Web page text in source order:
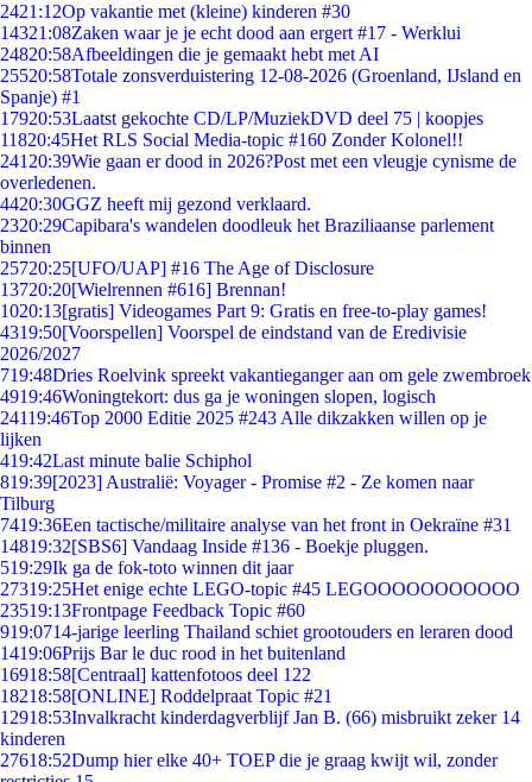
2421:12Op vakantie met (kleine) kinderen #30
14321:08Zaken waar je je echt dood aan ergert #17 - Werklui
24820:58Afbeeldingen die je gemaakt hebt met AI
25520:58Totale zonsverduistering 12-08-2026 (Groenland, IJsland en
Spanje) #1
17920:53Laatst gekochte CD/LP/MuziekDVD deel 75 | koopjes
11820:45Het RLS Social Media-topic #160 Zonder Kolonel!!
241 20:39Wie gaan er dood in 2026?Post met een vleugje cynisme de
overledenen.
4420:30GGZ heeft mij gezond verklaard.
2320:29Capibara's wandelen doodleuk het Braziliaanse parlement
binnen
25720:25[UFO/UAP] #16 The Age of Disclosure
13720:20[Wielrennen #616] Brennan!
1020:13[gratis] Videogames Part 9: Gratis en free-to-play games!
4319:50[Voorspellen] Voorspel de eindstand van de Eredivisie
2026/2027
719:48Dries Roelvink spreekt vakantieganger aan om gele zwembroek
4919:46Woningtekort: dus ga je woningen slopen, logisch
24119:46Top 2000 Editie 2025 #243 Alle dikzakken willen op je
lijken
419:42Last minute balie Schiphol
819:39[2023] Australië: Voyager - Promise #2 - Ze komen naar
Tilburg
7419:36Een tactische/militaire analyse van het front in Oekraïne #31
14819:32[SBS6] Vandaag Inside #136 - Boekje pluggen.
519:29Ik ga de fok-toto winnen dit jaar
27319:25Het enige echte LEGO-topic #45 LEGOOOOOOOOOOO
23519:13Frontpage Feedback Topic #60
919:0714-jarige leerling Thailand schiet grootouders en leraren dood
1419:06Prijs Bar le duc rood in het buitenland
16918:58[Centraal] kattenfotoos deel 122
18218:58[ONLINE] Roddelpraat Topic #21
12918:53Invalkracht kinderdagverblijf Jan B. (66) misbruikt zeker 14
kinderen
27618:52Dump hier elke 40+ TOEP die je graag kwijt wil, zonder